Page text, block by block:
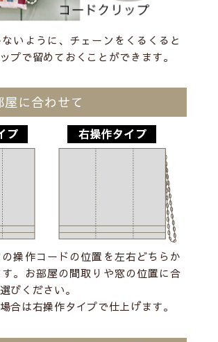
いように、チェーンをくるくると
プで留めておくことができます。
に合わせて
操作コードの位置を左右どちらか
。お部屋の間取りや窓の位置に合
びください。
合は右操作タイプで仕上げます。